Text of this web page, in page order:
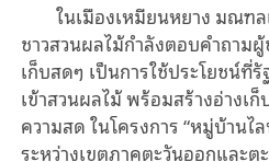
ในเมืองเหมียนหยาง มณฑ
ชาวสวนผลไม้กำลังตอบคำถาม
เก็บสดๆ เป็นการใช้ประโยชน์ที่
เข้าสวนผลไม้ พร้อมสร้างอ่างเ
ความสด ในโครงการ “หมู่บ้านไ
ระหว่างเขตภาคตะวันออกและ